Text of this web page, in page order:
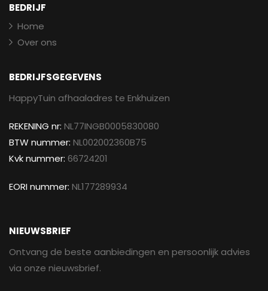
BEDRIJF
Home
Over ons
BEDRIJFSGEGEVENS
HappyTuin afhaaladres te Enkhuizen
REKENING nr: NL77INGB0005830080
BTW nummer: NL002002360B75
Kvk nummer: 66724201
EORI nummer: NL177289934
NIEUWSBRIEF
Ontvang de beste aanbiedingen en persoonlijk advies
via onze nieuwsbrief.